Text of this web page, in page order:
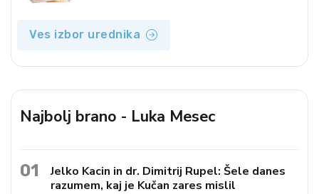
Ves izbor urednika
Najbolj brano - Luka Mesec
01
Jelko Kacin in dr. Dimitrij Rupel: Šele danes
razumem, kaj je Kučan zares mislil